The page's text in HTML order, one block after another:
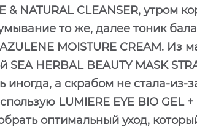
NATURAL CLEANSER, утром
то же, далее тоник
MOISTURE CREAM. Из
HERBAL BEAUTY MASK
иногда, а скрабом не стала-из-
LUMIERE EYE BIO GEL
оптимальный уход,